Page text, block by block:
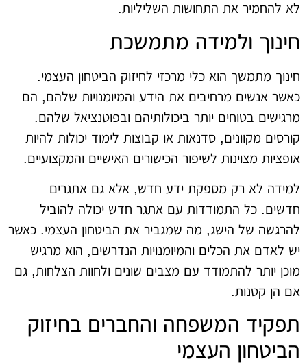
לא להחמיר את התחושות השליליות.
חינוך ולמידה מתמשכת
חינוך מתמשך הוא כלי מרכזי לחיזוק הביטחון העצמי.
כאשר אנשים מרחיבים את הידע והמיומנויות שלהם, הם
מרגישים בטוחים יותר ביכולותיהם ובפוטנציאל שלהם.
קורסים מקוונים, סדנאות או קבוצות לימוד יכולות להיות
אופציות מצוינות לשיפור הכישורים האישיים והמקצועיים.
למידה לא רק מספקת ידע חדש, אלא גם אתגרים
חדשים. כל התמודדות עם אתגר חדש יכולה להוביל
להרגשה של הישג, מה שמגביר את הביטחון העצמי. כאשר
יש לאדם את הכלים והמיומנויות הנדרשים, הוא מרגיש
מוכן יותר להתמודד עם מצבים שונים ולחוות הצלחות, גם
אם הן קטנות.
תפקיד המשפחה והחברים בחיזוק
הביטחון העצמי